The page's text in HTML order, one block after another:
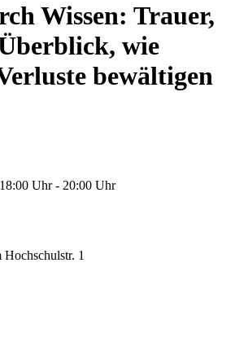
Wissen: Trauer,
wie
bewältigen
Uhr - 20:00 Uhr
Hochschulstr. 1